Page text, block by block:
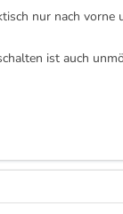
nur nach vorne
ist auch